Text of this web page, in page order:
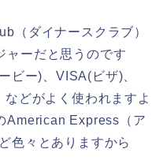
（ダイナースクラブ）
ャーだと思うのです
ビー)、VISA(ビザ)、
どがよく使われますよ
American Express（ア
色々とありますから